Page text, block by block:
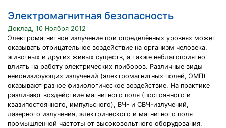
Электромагнитная безопасность
Доклад, 10 Ноября 2012
Электромагнитное излучение при определённых уровнях может
оказывать отрицательное воздействие на организм человека,
животных и других живых существ, а также неблагоприятно
влиять на работу электрических приборов. Различные виды
неионизирующих излучений (электромагнитных полей, ЭМП)
оказывают разное физиологическое воздействие. На практике
различают воздействие магнитного поля (постоянного и
квазипостоянного, импульсного), ВЧ- и СВЧ-излучений,
лазерного излучения, электрического и магнитного поля
промышленной частоты от высоковольтного оборудования,